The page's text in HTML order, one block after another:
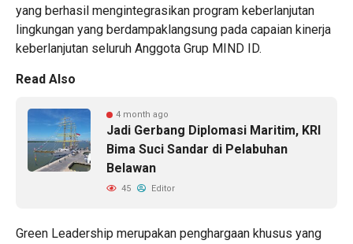
yang berhasil mengintegrasikan program keberlanjutan
lingkungan yang berdampaklangsung pada capaian kinerja
keberlanjutan seluruh Anggota Grup MIND ID.
Read Also
4 month ago
Jadi Gerbang Diplomasi Maritim, KRI
Bima Suci Sandar di Pelabuhan
Belawan
45 Editor
Green Leadership merupakan penghargaan khusus yang